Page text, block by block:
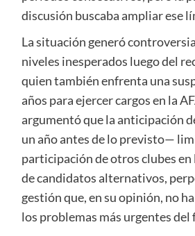
discusión buscaba ampliar ese
La situación generó
niveles inesperados luego del
quien también enfrenta una
años para ejercer cargos en la
argumentó que la anticipación
un año antes de lo previsto—
participación de otros clubes
de candidatos alternativos,
gestión que, en su opinión, no
los problemas más urgentes